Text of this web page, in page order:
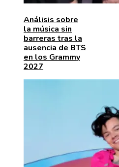
Análisis sobre
la música sin
barreras tras la
ausencia de BTS
en los Grammy
2027